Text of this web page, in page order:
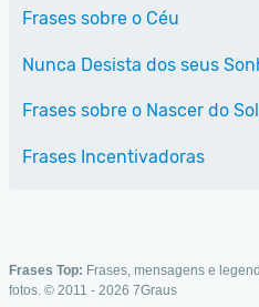
Frases sobre o Céu
Nunca Desista dos seus
Frases sobre o Nascer do Sol
Frases Incentivadoras
Frases Top: Frases, mensagens e
fotos. © 2011 - 2026 7Graus